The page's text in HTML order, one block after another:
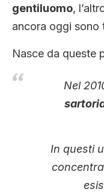
gentiluomo,
ancora oggi sono
Nasce da queste
Nel
In questi